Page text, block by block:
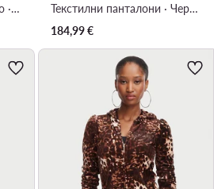
Ежедневна рокля · Бордо · Мини
Текстилни панталони · Черен · Regular Fit
184,99€